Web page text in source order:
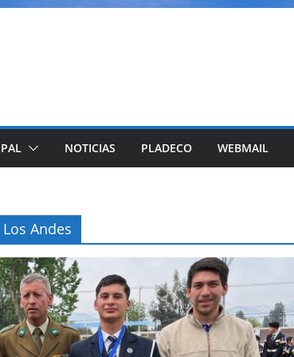
NOTICIAS PLADECO WEBMAIL
Andes